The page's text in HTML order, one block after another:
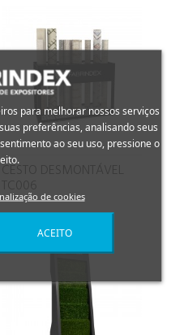
para melhorar nossos serviços
preferências, analisando seus
ao seu uso, pressione o
de cookies
ACEITO